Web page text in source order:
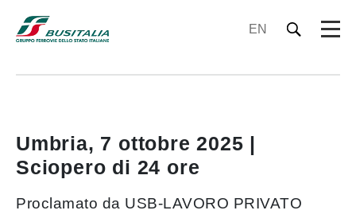
EN
Umbria, 7 ottobre 2025 |
Sciopero di 24 ore
Proclamato da USB-LAVORO PRIVATO